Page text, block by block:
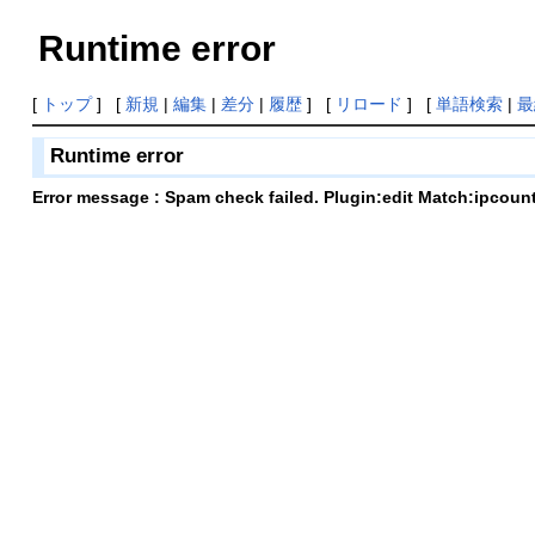
Runtime error
[ トップ] [ 新規 | 編集| 差分| 履歴] [ リロード ] [ 単語検索|
Runtime error
Error message : Spam check failed. Plugin:edit